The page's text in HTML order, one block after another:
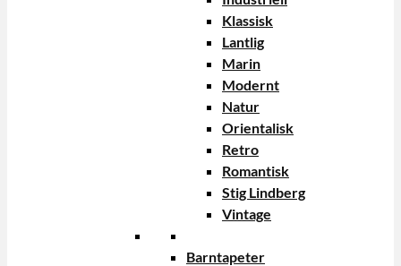
Klassisk
Lantlig
Marin
Modernt
Natur
Orientalisk
Retro
Romantisk
Stig Lindberg
Vintage
Barntapeter